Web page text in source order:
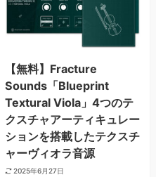
【無料】Fracture
Sounds「Blueprint
Textural Viola」4つのテ
クスチャアーティキュレー
ションを搭載したテクスチ
ャーヴィオラ音源
2025年6月27日